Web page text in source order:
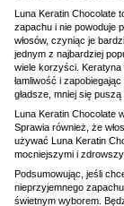
Luna Keratin Chocolate
zapachu i nie powoduje
włosów, czyniąc je
jednym z najbardziej
wiele korzyści. Keratyna
łamliwość i
gładsze, mniej się puszą i
Luna Keratin Chocolate
Sprawia również, że
używać Luna Keratin
mocniejszymi i
Podsumowując, jeśli
nieprzyjemnego
świetnym wyborem.